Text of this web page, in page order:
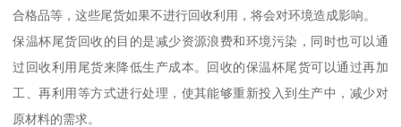
合格品等，这些尾货如果不进行回收利用，将会对环境造成影响。
保温杯尾货回收的目的是减少资源浪费和环境污染，同时也可以通
过回收利用尾货来降低生产成本。回收的保温杯尾货可以通过再加
工、再利用等方式进行处理，使其能够重新投入到生产中，减少对
原材料的需求。